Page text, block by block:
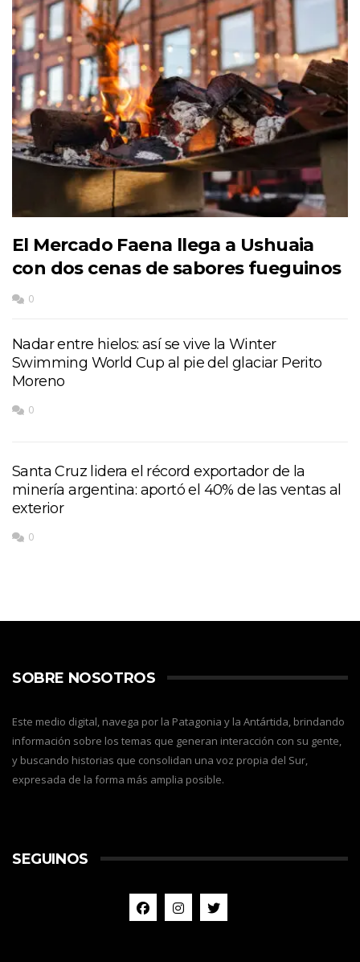
El Mercado Faena llega a Ushuaia
con dos cenas de sabores fueguinos
0
Nadar entre hielos: así se vive la Winter
Swimming World Cup al pie del glaciar Perito
Moreno
0
Santa Cruz lidera el récord exportador de la
minería argentina: aportó el 40% de las ventas al
exterior
0
SOBRE NOSOTROS
Este medio digital, navega por la Patagonia y la Antártida, brindando
información sobre los temas que generan interacción con su gente,
y buscando historias que consolidan una voz propia del Sur,
expresada de la forma más amplia posible.
SEGUINOS